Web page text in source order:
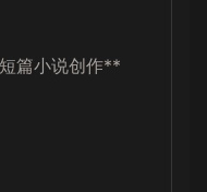
篇小说创作**